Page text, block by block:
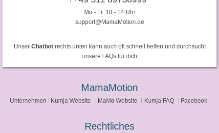
Mo - Fr: 10 - 14 Uhr
support@MamaMotion.de
Unser Chatbotrechts unten kann auch oft schnell helfen und durchsucht
unsere FAQs für dich
MamaMotion
Unternehmen Kumja Website MaMo Website Kumja FAQ Facebook
Rechtliches